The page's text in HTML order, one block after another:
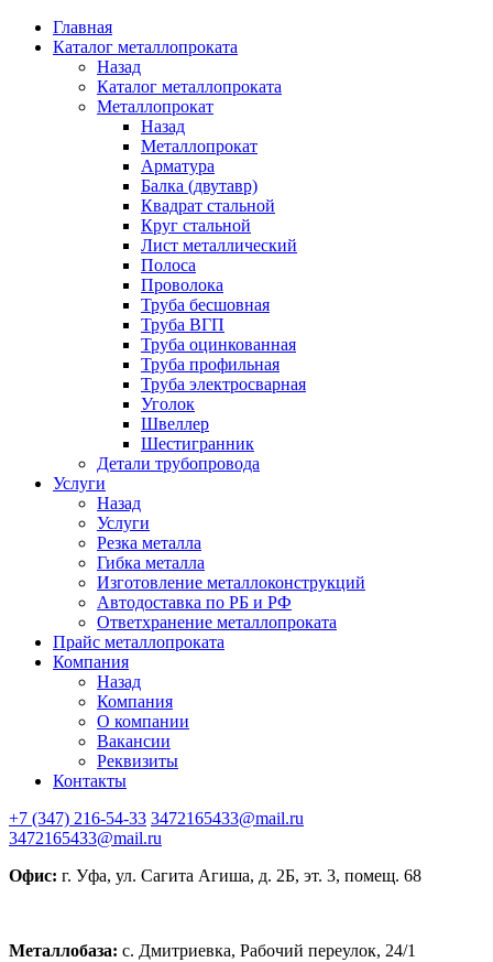
Главная
Каталог металлопроката
Назад
Каталог металлопроката
Металлопрокат
Назад
Металлопрокат
Арматура
Балка (двутавр)
Квадрат стальной
Круг стальной
Лист металлический
Полоса
Проволока
Труба бесшовная
Труба ВГП
Труба оцинкованная
Труба профильная
Труба электросварная
Уголок
Швеллер
Шестигранник
Детали трубопровода
Услуги
Назад
Услуги
Резка металла
Гибка металла
Изготовление металлоконструкций
Автодоставка по РБ и РФ
Ответхранение металлопроката
Прайс металлопроката
Компания
Назад
Компания
О компании
Вакансии
Реквизиты
Контакты
+7 (347) 216-54-33 3472165433@mail.ru
3472165433@mail.ru
Офис: г. Уфа, ул. Сагита Агиша, д. 2Б, эт. 3, помещ. 68
Металлобаза: с. Дмитриевка, Рабочий переулок, 24/1